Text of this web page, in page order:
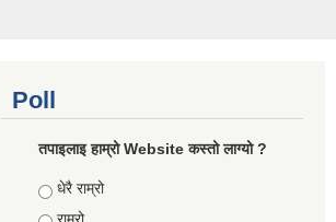
Poll
तपाइलाइ हाम्रो Website कस्तो लाग्यो ?
Choices
धेरै राम्रो
राम्रो